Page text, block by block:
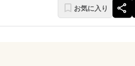
お気に入り